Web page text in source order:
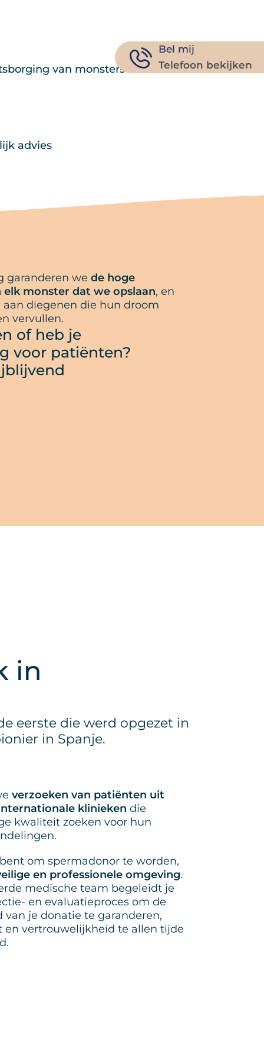
Bel mij
Telefoon bekijken
van monsters
advies
garanderen wede hoge
monster dat we opslaan, en
diegenen die hun droom
vervullen.
of heb je
voor patiënten?
in
eerste die werd opgezet in
in Spanje.
verzoeken van patiënten uit
klinieken die
kwaliteit zoeken voor hun
om spermadonor te worden,
en professionele omgeving.
medische team begeleidt je
en evaluatieproces om de
je donatie te garanderen,
vertrouwelijkheid te allen tijde